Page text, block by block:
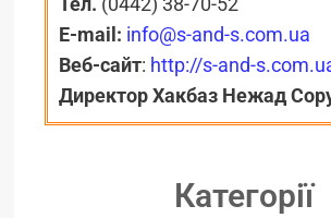
E-mail: info@s-and-s.com.ua
Веб-сайт: http://s-and-
Директор Хакбаз Нежад
Категорії